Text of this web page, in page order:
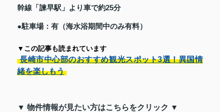
幹線「諫早駅」より車で約25分
●駐車場：有（海水浴期間中のみ有料）
▼この記事も読まれています
長崎市中心部のおすすめ観光スポット3選！異国情
緒を楽しもう
▼ 物件情報が見たい方はこちらをクリック ▼